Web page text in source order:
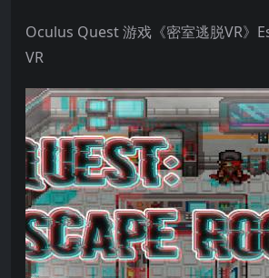
Oculus Quest 游戏《密室逃脱VR》
VR